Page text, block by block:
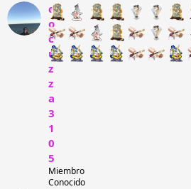
c
o
c
u
z
z
a
3
1
0
5
Miembro
Conocido